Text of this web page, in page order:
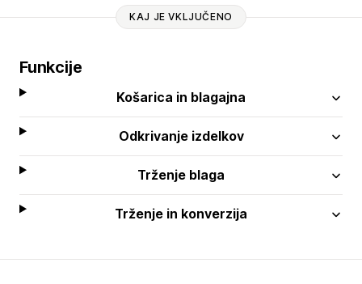
KAJ JE VKLJUČENO
Funkcije
Košarica in blagajna
Odkrivanje izdelkov
Trženje blaga
Trženje in konverzija